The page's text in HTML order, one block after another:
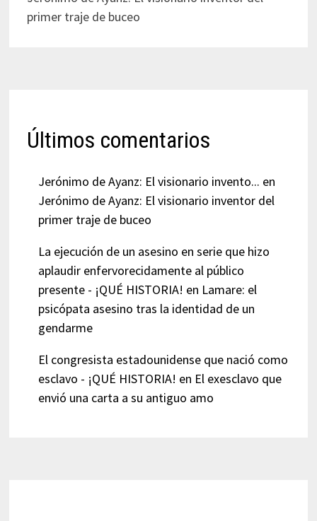
primer traje de buceo
Últimos comentarios
Jerónimo de Ayanz: El visionario invento... en
Jerónimo de Ayanz: El visionario inventor del
primer traje de buceo
La ejecución de un asesino en serie que hizo
aplaudir enfervorecidamente al público
presente - ¡QUÉ HISTORIA! en Lamare: el
psicópata asesino tras la identidad de un
gendarme
El congresista estadounidense que nació como
esclavo - ¡QUÉ HISTORIA! en El exesclavo que
envió una carta a su antiguo amo